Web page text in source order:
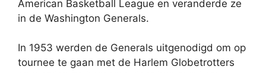
American Basketball League en veranderde ze
in de Washington Generals.
In 1953 werden de Generals uitgenodigd om op
tournee te gaan met de Harlem Globetrotters